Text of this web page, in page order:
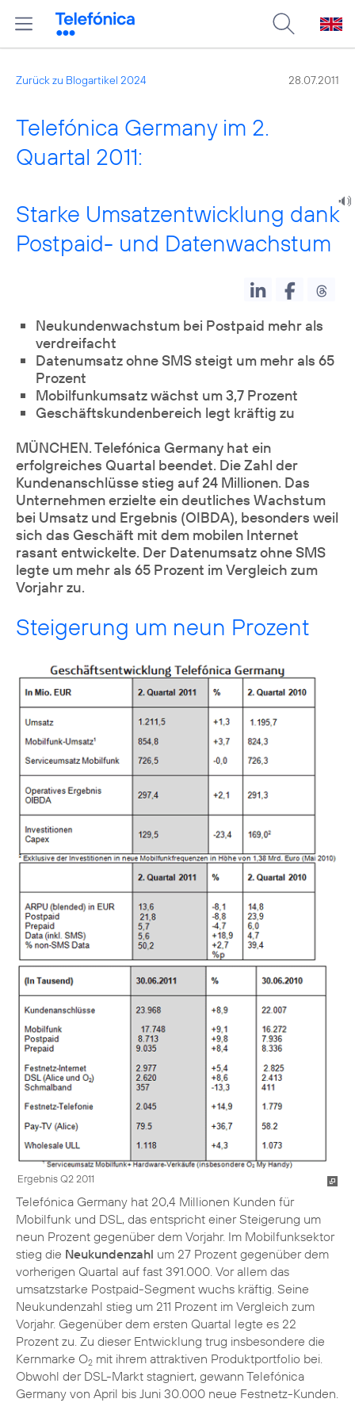
Zurück zu Blogartikel 2024 28.07.2011
Telefónica Germany im 2.
Quartal 2011:
Starke Umsatzentwicklung dank
Postpaid- und Datenwachstum
Neukundenwachstum bei Postpaid mehr als
verdreifacht
Datenumsatz ohne SMS steigt um mehr als 65
Prozent
Mobilfunkumsatz wächst um 3,7 Prozent
Geschäftskundenbereich legt kräftig zu
MÜNCHEN. Telefónica Germany hat ein
erfolgreiches Quartal beendet. Die Zahl der
Kundenanschlüsse stieg auf 24 Millionen. Das
Unternehmen erzielte ein deutliches Wachstum
bei Umsatz und Ergebnis (OIBDA), besonders weil
sich das Geschäft mit dem mobilen Internet
rasant entwickelte. Der Datenumsatz ohne SMS
legte um mehr als 65 Prozent im Vergleich zum
Vorjahr zu.
Steigerung um neun Prozent
Ergebnis Q2 2011
Telefónica Germany hat 20,4 Millionen Kunden für
Mobilfunk und DSL, das entspricht einer Steigerung um
neun Prozent gegenüber dem Vorjahr. Im Mobilfunksektor
stieg die Neukundenzahl um 27 Prozent gegenüber dem
vorherigen Quartal auf fast 391.000. Vor allem das
umsatzstarke Postpaid-Segment wuchs kräftig. Seine
Neukundenzahl stieg um 211 Prozent im Vergleich zum
Vorjahr. Gegenüber dem ersten Quartal legte es 22
Prozent zu. Zu dieser Entwicklung trug insbesondere die
Kernmarke O2 mit ihrem attraktiven Produktportfolio bei.
Obwohl der DSL-Markt stagniert, gewann Telefónica
Germany von April bis Juni 30.000 neue Festnetz-Kunden.